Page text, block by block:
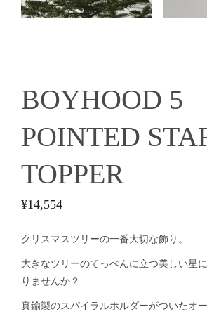
BOYHOOD 5
POINTED
TOPPER
¥14,554
クリスマスツリーの一番大切な飾り。
大きなツリーのてっぺんに立つ美しい星
りませんか？
真鍮製のスパイラルホルダーがついたオ